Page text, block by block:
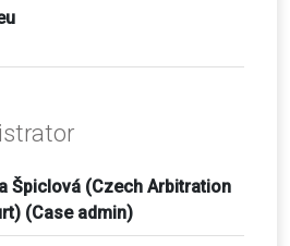
Špiclová (Czech Arbitration
(Case admin)